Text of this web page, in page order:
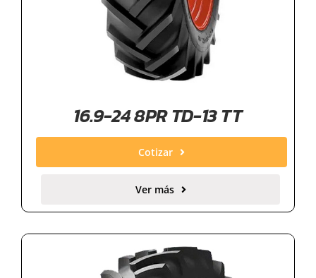
16.9-24 8PR TD-13 TT
Cotizar
Ver más